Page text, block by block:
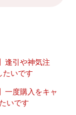
逢引や神気注
たいです
一度購入をキャ
いです